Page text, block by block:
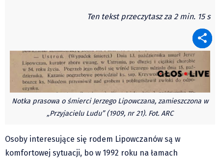
Napisz artykuł
Reklama
RODO (GDPR)
OGÓLNE WARUNKI HANDLOWE
Všeobecné obchodní podmínky
Wiadomości
Czechy
Polska
Ten tekst przeczytasz za 2 min. 15 s
Notka prasowa o śmierci Jerzego Lipowczana, zamieszczona w
„Przyjacielu Ludu” (1909, nr 21). Fot. ARC
Osoby interesujące się rodem Lipowczanów są w
komfortowej sytuacji, bo w 1992 roku na łamach